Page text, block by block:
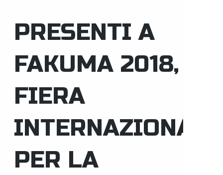
PRESENTI A
FAKUMA 2018,
FIERA
INTERNAZIONALE
PER LA